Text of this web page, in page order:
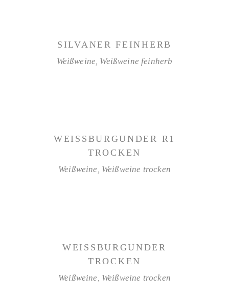
SILVANER FEINHERB
Weißweine Weißweine feinherb
WEISSBURGUNDER R1 T
ROCKEN
Weißweine, Weißweine trocken
WEISSBURGUNDER
TROCKEN
Weißweine Weißweine trocken